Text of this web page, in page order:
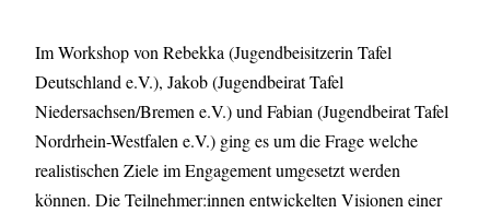
Im Workshop von Rebekka (Jugendbeisitzerin Tafel
Deutschland e.V.), Jakob (Jugendbeirat Tafel
Niedersachsen/Bremen e.V.) und Fabian (Jugendbeirat Tafel
Nordrhein-Westfalen e.V.) ging es um die Frage welche
realistischen Ziele im Engagement umgesetzt werden
können. Die Teilnehmer:innen entwickelten Visionen einer